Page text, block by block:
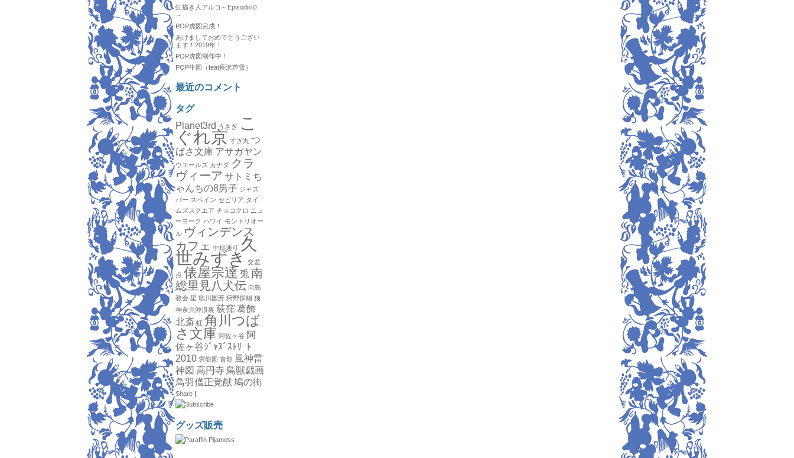
虹描き人アルコ～Episodio０
～
POP虎図完成！
あけましておめでとうござい
ます！2019年！
POP虎図制作中！
POP牛図（feat長沢芦雪）
最近のコメント
タグ
Planet3rd うさぎ こ
ぐれ京 すぎ丸 つ
ばさ文庫 アサガヤン
ウエールズ カナダ クラ
ヴィーア サトミち
ゃんちの8男子 ジャズ
バー スペイン セビリア タイ
ムズスクエア チョコクロ ニュ
ーヨーク ハワイ モントリオー
ル ヴィンデンス
カフェ 中杉通り 久
世みずき 交差
点 俵屋宗達 兎 南
総里見八犬伝 向島
教会 星 歌川国芳 狩野探幽 猫
神奈川沖浪裏 荻窪 葛飾
北斎 虹 角川つば
さ文庫 阿佐ヶ谷 阿
佐ヶ谷ｼﾞｬｽﾞｽﾄﾘｰﾄ
2010 雲龍図 青龍 風神雷
神図 高円寺 鳥獣戯画
鳥羽僧正覚猷鳩の街
Share |
グッズ販売